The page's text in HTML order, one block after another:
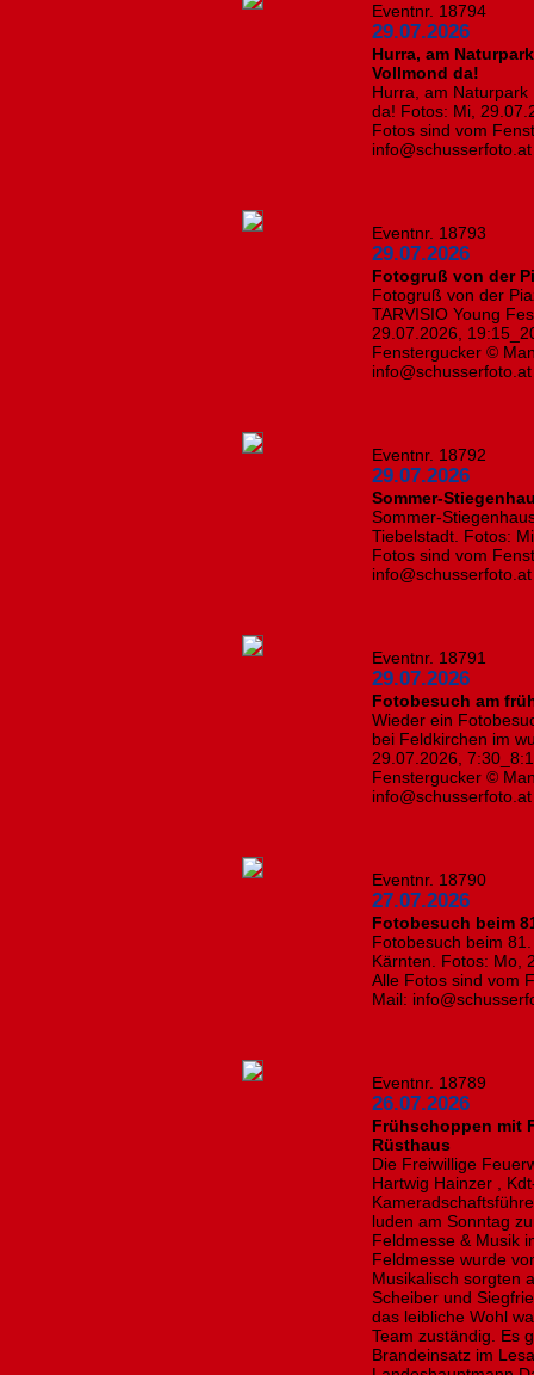
Eventnr. 18794
29.07.2026
Hurra, am
Vollmond da!
Hurra, am
da! Fotos: Mi,
Fotos sind vom
Eventnr. 18793
29.07.2026
Fotogruß von der
Fotogruß von der
TARVISIO Young
29.07.2026,
Fenstergucker ©
Eventnr. 18792
29.07.2026
Sommer-
Sommer-
Tiebelstadt. Fotos:
Fotos sind vom
Eventnr. 18791
29.07.2026
Fotobesuch am
Wieder ein
bei Feldkirchen im
29.07.2026,
Fenstergucker ©
Eventnr. 18790
27.07.2026
Fotobesuch beim
Fotobesuch beim
Kärnten. Fotos: Mo,
Alle Fotos sind vom
Mail:
Eventnr. 18789
26.07.2026
Frühschoppen mit
Rüsthaus
Die Freiwillige
Hartwig Hainzer ,
luden am Sonntag
Feldmesse & Musik
Feldmesse wurde
Musikalisch sorgten
Scheiber und
das leibliche Wohl
Team zuständig. Es
Brandeinsatz im